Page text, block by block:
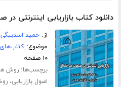
دانلود کتاب بازاریابی اینترنتی
از:حمید اسدبیگی
موضوع:
۱۰ صفحه
برچسب‌ها:روش
اصول بازاریابی،